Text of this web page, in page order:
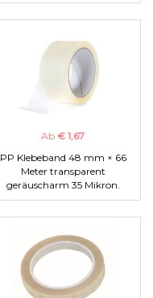
Ab € 1,67
PP Klebeband 48 mm × 66
Meter transparent
geräuscharm 35 Mikron.